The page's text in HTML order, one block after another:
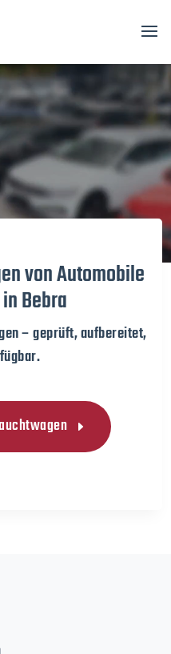
von Automobile
Bebra
– geprüft, aufbereitet,